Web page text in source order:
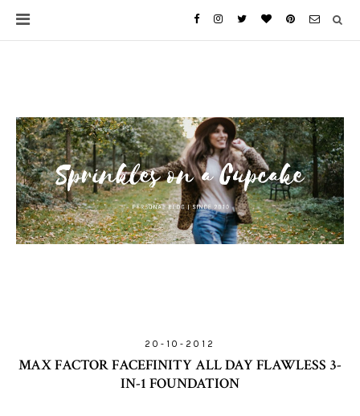
20-10-2012
MAX FACTOR FACEFINITY ALL DAY FLAWLESS 3-
IN-1 FOUNDATION